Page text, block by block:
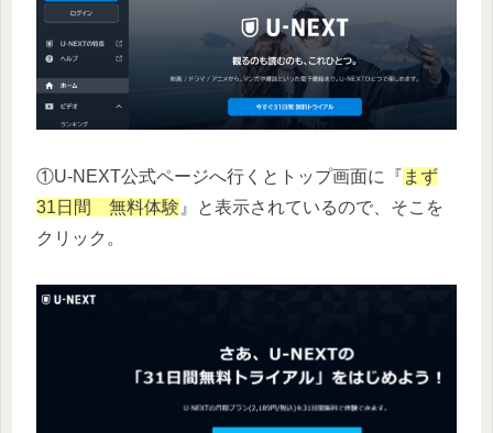
①U-NEXT公式ページへ行くとトップ画面に『 まず
31日間 無料体験 』と表示されているので、そこを
クリック。